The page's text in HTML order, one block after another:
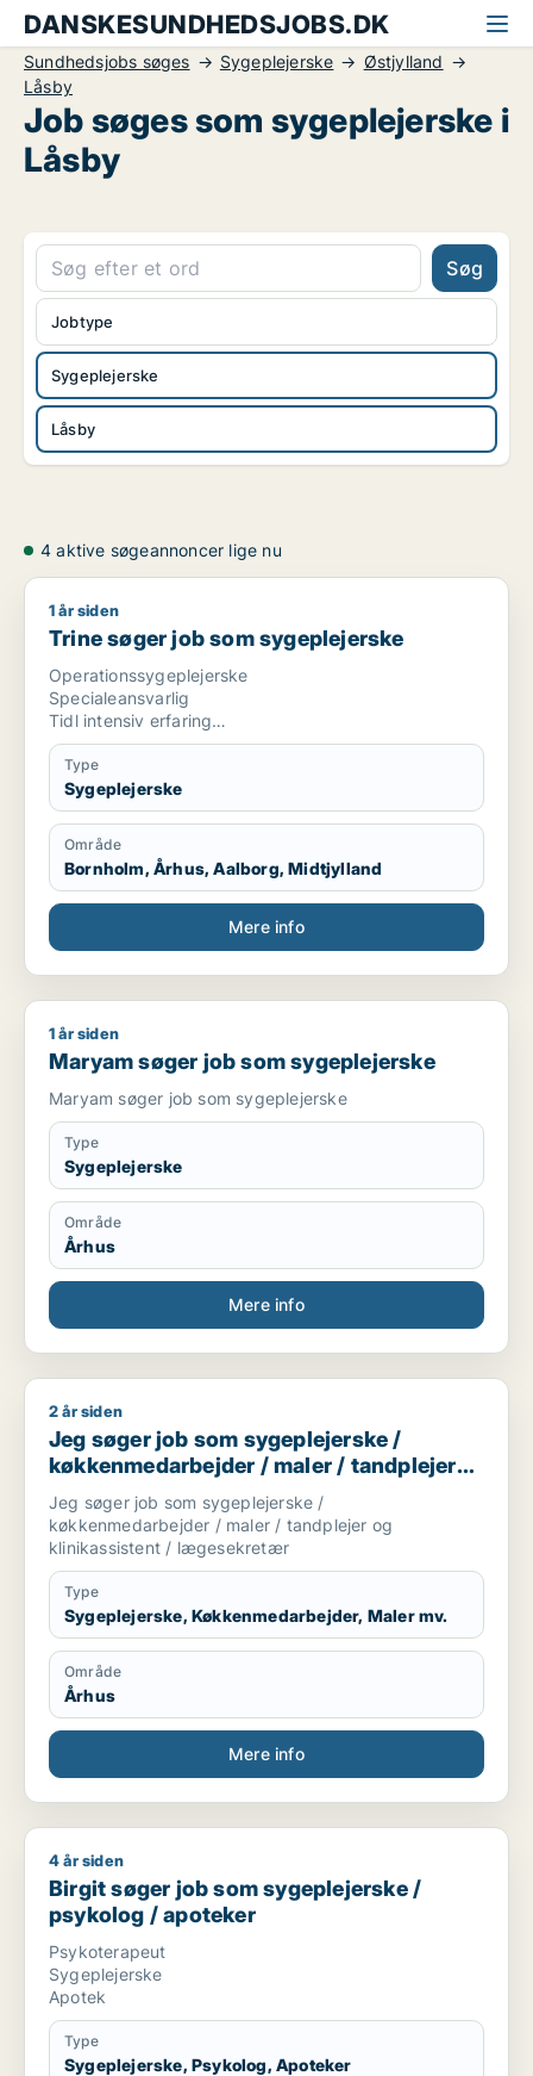
DANSKESUNDHEDSJOBS.DK
Sundhedsjobs søges Sygeplejerske
Østjylland
Låsby
Job søges som sygeplejerske i
Låsby
Søg
Sygeplejerske
Låsby
Jobtype
4 aktive søgeannoncer lige nu
Trine søger job som sygeplejerske
1 år siden
Trine søger job som sygeplejerske
Operationssygeplejerske
Specialeansvarlig
Tidl intensiv erfaring
Medstifter af nyåbnet privatklinik
Type
Sygeplejerske
Område
Bornholm, Århus, Aalborg, Midtjylland
Mere info
Maryam søger job som sygeplejerske
1 år siden
Maryam søger job som sygeplejerske
Maryam søger job som sygeplejerske
Type
Sygeplejerske
Område
Århus
Mere info
Jeg søger job som sygeplejerske / køkkenmedarbejder /
2 år siden
Jeg søger job som sygeplejerske /
køkkenmedarbejder / maler / tandplejer
og klinikassistent / lægesekretær
Jeg søger job som sygeplejerske /
køkkenmedarbejder / maler / tandplejer og
klinikassistent / lægesekretær
Type
Sygeplejerske, Køkkenmedarbejder, Maler mv.
Område
Århus
Mere info
Birgit søger job som sygeplejerske / psykolog / apoteker
4 år siden
Birgit søger job som sygeplejerske /
psykolog / apoteker
Psykoterapeut
Sygeplejerske
Apotek
Type
Sygeplejerske, Psykolog, Apoteker